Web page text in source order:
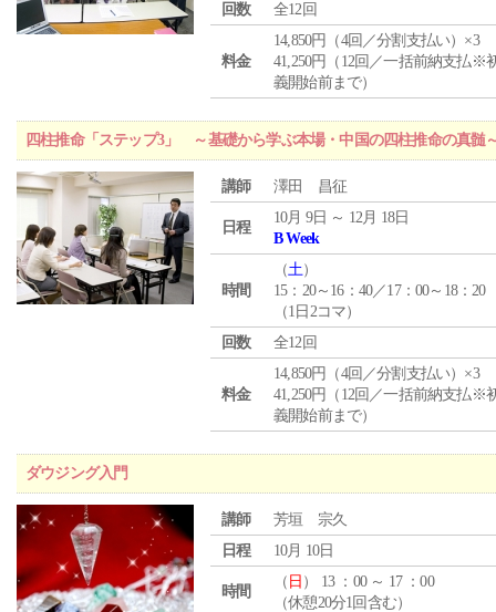
回数
全12回
料金
14,850円（4回／分割支払い）×3
41,250円（12回／一括前納支払※
義開始前まで）
四柱推命「ステップ3」 ～基礎から学ぶ本場・中国の四柱推命の真髄
講師 澤田 昌征
日程
10月 9日 ～ 12月 18日
B Week
時間
（土）
15：20～16：40／17：00～18：20
（1日2コマ）
回数
全12回
料金
14,850円（4回／分割支払い）×3
41,250円（12回／一括前納支払※
義開始前まで）
ダウジング入門
講師
芳垣 宗久
日程
10月 10日
時間
（ 日 ） 13 ：00 ～ 17 ：00
（休憩20分1回含む）